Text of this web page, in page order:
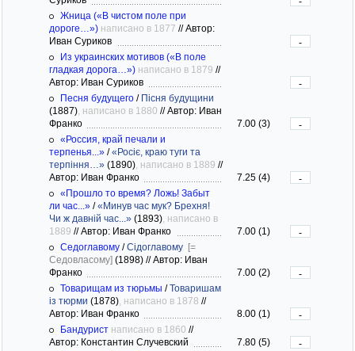
Жница («В чистом поле при
дороге…») написано в 1877 //Автор:
Иван Суриков
-
Из украинских мотивов («В поле
гладкая дорога…») написано в 1879 //
Автор: Иван Суриков
-
Песня будущего / Пісня будущини
(1887) , написано в 1880 //Автор: Иван
Франко
7.00 (3)
-
«Россия, край печали и
терпенья...» /«Росіє, краю туги та
терпіння…» (1890) , написано в 1889 //
Автор: Иван Франко
7.25 (4)
-
«Прошло то время? Ложь! Забыт
ли час...» /«Минув час мук? Брехня!
Чи ж давній час...» (1893) , написано в
1889 //Автор: Иван Франко 7.00 (1)
-
Седоглавому /Сідоглавому [=
Седовласому] (1898) //Автор: Иван
Франко
7.00 (2)
-
Товарищам из тюрьмы /Товаришам
із тюрми (1878) , написано в 1878 //
Автор: Иван Франко
8.00 (1)
-
Бандурист написано в 1860 //
Автор: Константин Случевский
7.80 (5)
-